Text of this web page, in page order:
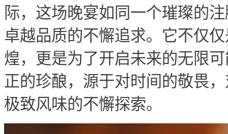
际，这场晚宴如同一个璀璨的
卓越品质的不懈追求。它不仅
煌，更是为了开启未来的无限
正的珍酿，源于对时间的敬畏
极致风味的不懈探索。